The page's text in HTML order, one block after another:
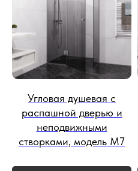
Угловая душевая с
распашной дверью и
неподвижными
створками, модель М7